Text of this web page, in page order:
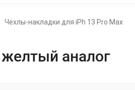
Чехлы-накладки для iPh 13 Pro Max
аналог